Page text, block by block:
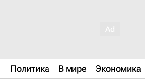
Политика В мире Экономика